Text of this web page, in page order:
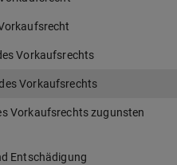
Vorkaufsrechts
Vorkaufsrechts
Vorkaufsrechts zugunsten
Entschädigung